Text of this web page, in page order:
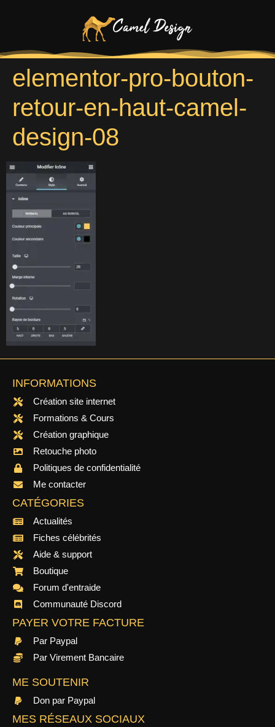
elementor-pro-bouton-
retour-en-haut-camel-
design-08
INFORMATIONS
Création site internet
Formations & Cours
Création graphique
Retouche photo
Politiques de confidentialité
Me contacter
CATÉGORIES
Actualités
Fiches célébrités
Aide & support
Boutique
Forum d'entraide
Communauté Discord
PAYER VOTRE FACTURE
Par Paypal
Par Virement Bancaire
ME SOUTENIR
Don par Paypal
MES RÉSEAUX SOCIAUX